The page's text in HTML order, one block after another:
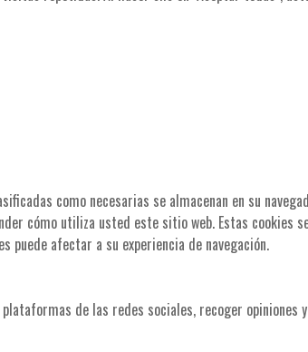
como necesarias se almacenan en su
cómo utiliza usted este sitio web. Estas cookies
puede afectar a su experiencia de navegación.
de las redes sociales, recoger